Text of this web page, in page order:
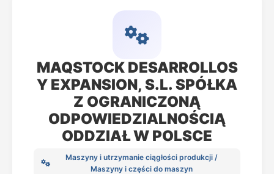
MAQSTOCK DESARROLLOS
Y EXPANSION, S.L. SPÓŁKA
Z OGRANICZONĄ
ODPOWIEDZIALNOŚCIĄ
ODDZIAŁ W POLSCE
Maszyny i utrzymanie ciągłości produkcji /
Maszyny i części do maszyn